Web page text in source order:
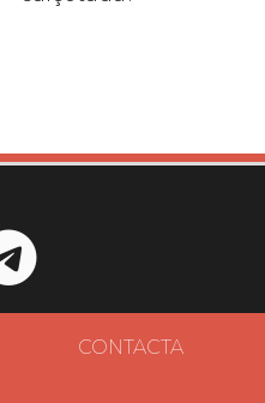
CONTACTA